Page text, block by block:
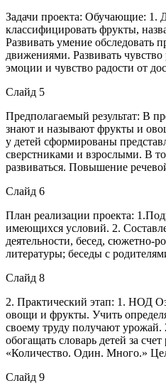
Задачи проекта: Обучающие: 1.
классифицировать фрукты,
Развивать умение обследовать
движениями. Развивать
эмоции и чувство радости от
Слайд 5
Предполагаемый результат: В
знают и называют фрукты и
у детей сформированы
сверстниками и взрослыми. В
развиваться. Повышение
Слайд 6
План реализации проекта:
имеющихся условий. 2.
деятельности, бесед, сюжетно-
литературы; беседы с
Слайд 8
2. Практический этап: 1. НОД
овощи и фрукты. Учить
своему труду получают
обогащать словарь детей за
«Количество. Один. Много.»
Слайд 9